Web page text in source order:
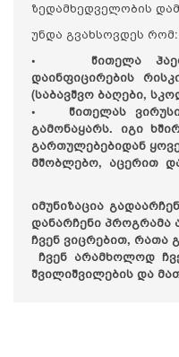
ზედამხედველობის
უნდა გვახსოვდეს რომ:
• წითელა ჰაერის
დაინფიცირების
(საბავშვო ბაღები,
• წითელას ვირუსი
გამონაყარს. იგი
გართულებებიდან
მშობლებო, აცერით
იმუნიზაცია
დანარჩენი პროგრამა
ჩვენ ვიცრებით, რათა
ჩვენ არამხოლოდ
შვილიშვილების და